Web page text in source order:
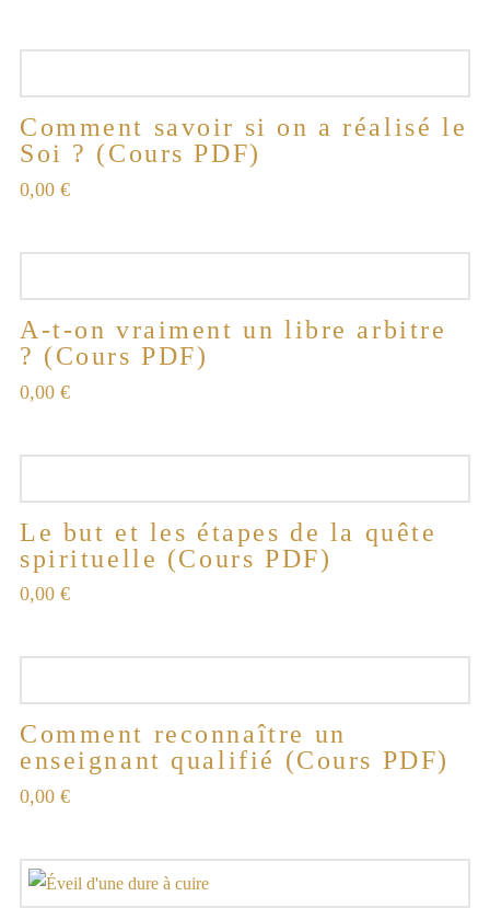
Comment savoir si on a réalisé le
Soi ? (Cours PDF)
0,00 €
A-t-on vraiment un libre arbitre
? (Cours PDF)
0,00 €
Le but et les étapes de la quête
spirituelle (Cours PDF)
0,00 €
Comment reconnaître un
enseignant qualifié (Cours PDF)
0,00 €